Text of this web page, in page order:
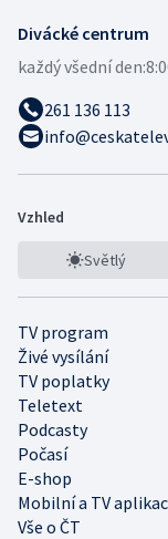
Divácké centrum
každý všední den:
261 136 113
Vzhled
Světlý
TV program
Živé vysílání
TV poplatky
Teletext
Podcasty
Počasí
E-shop
Mobilní a TV
Vše o ČT